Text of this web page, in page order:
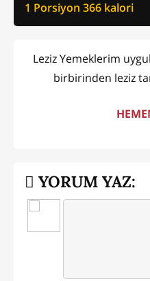
1 Porsiyon 366 kalori
Leziz Yemeklerim
birbirinden leziz
YORUM YAZ: